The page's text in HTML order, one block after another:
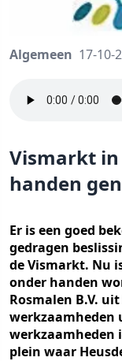
Algemeen 17-10-
Vismarkt
handen
Er is een goed
gedragen
de Vismarkt. Nu
onder handen
Rosmalen B.V.
werkzaamheden
werkzaamheden
plein waar